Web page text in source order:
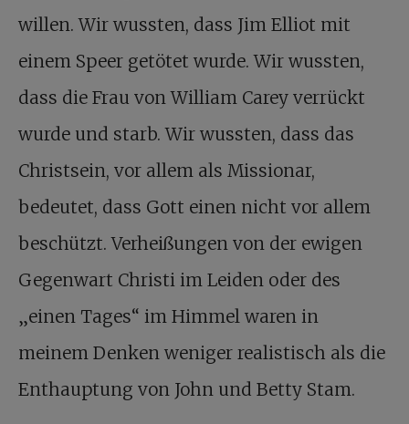
willen. Wir wussten, dass Jim Elliot mit
einem Speer getötet wurde. Wir wussten,
dass die Frau von William Carey verrückt
wurde und starb. Wir wussten, dass das
Christsein, vor allem als Missionar,
bedeutet, dass Gott einen nicht vor allem
beschützt. Verheißungen von der ewigen
Gegenwart Christi im Leiden oder des
„einen Tages“ im Himmel waren in
meinem Denken weniger realistisch als die
Enthauptung von John und Betty Stam.